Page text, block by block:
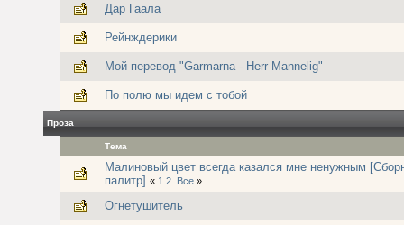
Дар Гаала
Рейнждерики
Мой перевод "Garmarna - Herr Mannelig"
По полю мы идем с тобой
Проза
Тема
Малиновый цвет всегда казался мне ненужным
палитр] « 1 2 Все »
Огнетушитель